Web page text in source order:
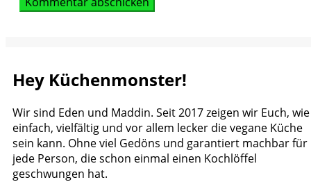
Hey Küchenmonster!
Wir sind Eden und Maddin. Seit 2017 zeigen wir Euch, wie
einfach, vielfältig und vor allem lecker die vegane Küche
sein kann. Ohne viel Gedöns und garantiert machbar für
jede Person, die schon einmal einen Kochlöffel
geschwungen hat.